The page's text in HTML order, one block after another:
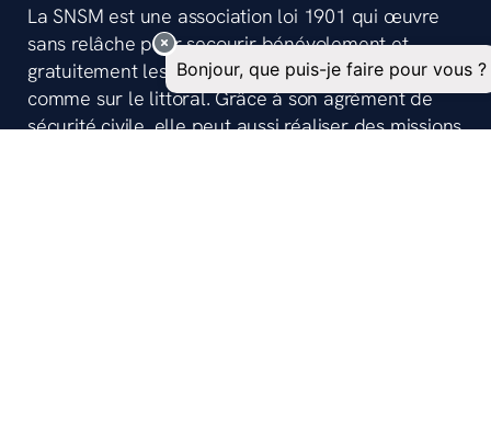
La SNSM est une association loi 1901 qui œuvre
sans relâche pour secourir bénévolement et
gratuitement les vies humaines en danger, en mer
comme sur le littoral. Grâce à son agrément de
sécurité civile, elle peut aussi réaliser des missions